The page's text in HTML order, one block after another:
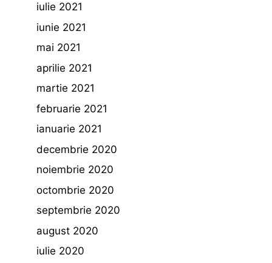
iulie 2021
iunie 2021
mai 2021
aprilie 2021
martie 2021
februarie 2021
ianuarie 2021
decembrie 2020
noiembrie 2020
octombrie 2020
septembrie 2020
august 2020
iulie 2020